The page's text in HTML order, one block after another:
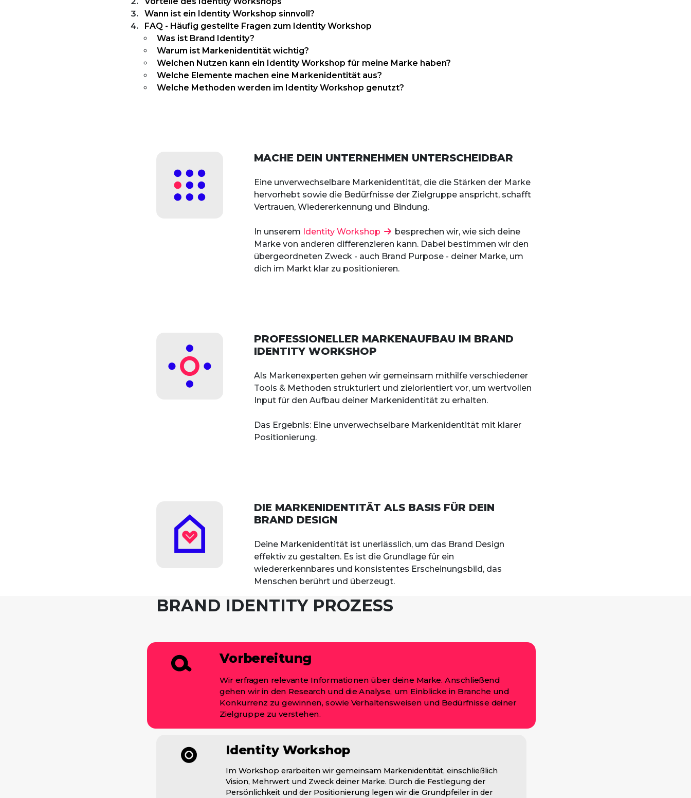
Wann ist ein Identity Workshop sinnvoll?
FAQ - Häufig gestellte Fragen zum Identity Workshop
Was ist Brand Identity?
Warum ist Markenidentität wichtig?
Welchen Nutzen kann ein Identity Workshop für meine Marke haben?
Welche Elemente machen eine Markenidentität aus?
Welche Methoden werden im Identity Workshop genutzt?
MACHE DEIN UNTERNEHMEN UNTERSCHEIDBAR
Eine unverwechselbare Markenidentität, die die Stärken der Marke
hervorhebt sowie die Bedürfnisse der Zielgruppe anspricht, schafft
Vertrauen, Wiedererkennung und Bindung.
In unserem Identity Workshop
besprechen wir, wie sich deine
Marke von anderen differenzieren kann. Dabei bestimmen wir den
übergeordneten Zweck - auch Brand Purpose - deiner Marke, um
dich im Markt klar zu positionieren.
PROFESSIONELLER MARKENAUFBAU IM BRAND
IDENTITY WORKSHOP
Als Markenexperten gehen wir gemeinsam mithilfe verschiedener
Tools & Methoden strukturiert und zielorientiert vor, um wertvollen
Input für den Aufbau deiner Markenidentität zu erhalten.
Das Ergebnis: Eine unverwechselbare Markenidentität mit klarer
Positionierung.
DIE MARKENIDENTITÄT ALS BASIS FÜR DEIN
BRAND DESIGN
Deine Markenidentität ist unerlässlich, um das Brand Design
effektiv zu gestalten. Es ist die Grundlage für ein
wiedererkennbares und konsistentes Erscheinungsbild, das
Menschen berührt und überzeugt.
BRAND IDENTITY PROZESS
Vorbereitung
Wir erfragen relevante Informationen über deine Marke. Anschließend
gehen wir in den Research und die Analyse, um Einblicke in Branche und
Konkurrenz zu gewinnen, sowie Verhaltensweisen und Bedürfnisse deiner
Zielgruppe zu verstehen.
Identity Workshop
Im Workshop erarbeiten wir gemeinsam Markenidentität, einschließlich
Vision, Mehrwert und Zweck deiner Marke. Durch die Festlegung der
Persönlichkeit und der Positionierung legen wir die Grundpfeiler in der